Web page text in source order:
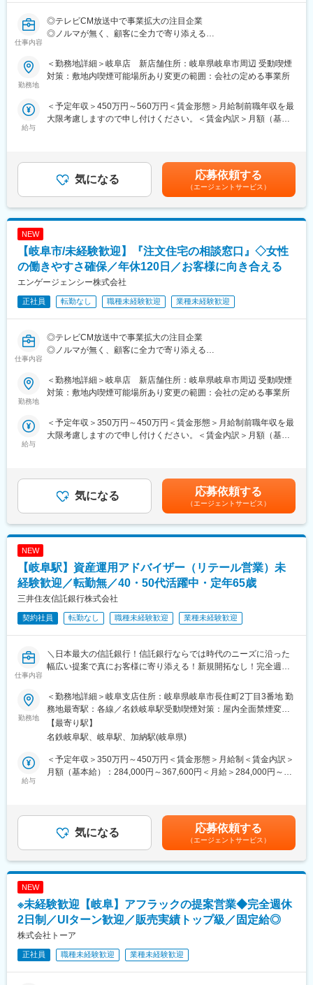
仕事内容
◎テレビCM放送中で事業拡大の注目企業
◎ノルマが無く、顧客に全力で寄り添える
ファイナンシャルプランニングを実施し、適正予算をお客様と一
■基本的な仕事の流れ
・別日で2次面談の予約を頂き、ファイナンシャルプランニングの
ご提案
・適正な予算と要望に合う住宅会社のご紹介と訪問日の調整
・お客様の住宅会社訪問後のアフターフォロー、サポート
・我が強い方ではなく、お客様を第一に考える
・思いやりがあり、お節介が好き
・チームで働くこと、目標を達成することが好き
■仕事の面白み
お客様の要望を整理して一緒に決めていくことやご予算はもちろ
関われ、お客様や住宅会社から直接感謝して頂けるお仕事です。
また、契約はもちろん、着工、竣工時にご連絡を頂くお客様もい
■プライベートと両立
平日は平均すると2日に1組程度、土・日は平均2～3組/日の対応で
無理のない接客数で残業時間は平均月に7時間ほどです。
水曜日定休に加えて他1日シフトを組んで休みを取って頂きますの
成約数を元に、頑張った方には報奨金として上乗せしておりま
す。
（別途詳細を記載）
■お客様の最高の選択を
きい業界です。
だからこそ、わたしたちのような中立の立場で、住宅の購入を通
じた自己実現に向けて、正しい知識とよりよい選択肢を提供する
ことは、お客様と住宅会社双方にとって大きな価値のあるサービ
スなのです。
変更の範囲：会社の定める業務
勤務地
＜勤務地詳細＞岐阜店 新店舗住所：岐阜県岐阜市周辺 受動喫煙
対策：敷地内喫煙可能場所あり変更の範囲：会社の定める事業所
給与
＜予定年収＞450万円～560万円＜賃金形態＞月給制前職年収を最
大限考慮しますので申し付けください。＜賃金内訳＞月額（基本
む）＜昇給有無＞有＜残業手当＞有＜給与補足＞※ノルマなし 頑
張った方に報奨金が上乗せ（2025年実績：全アドバイザー平均45
万円/年、最大98.7万円/年）※前職年収を最大限考慮しますので申
し付けください。■年収例・500万円：入社5年店長／子供1人・
540万円：入社7年店長／子供2人賃金はあくまでも目安の金額で
手当を含めた表記です。
気になる 応募依頼する
（エージェントサービス）
NEW
【岐阜市/未経験歓迎】『注文住宅の相談窓口』◇女性
の働きやすさ確保／年休120日／お客様に向き合える
エンゲージェンシー株式会社
正社員 転勤なし 職種未経験歓迎 業種未経験歓迎
仕事内容
◎テレビCM放送中で事業拡大の注目企業
◎ノルマが無く、顧客に全力で寄り添える
家を建てたいお客様の相談にのって、条件をお伺いした上で中立
■職務詳細
してご紹介
・ご紹介後も伴走
・必要があれば住宅ローン関連の情報提供や火災保険等のご案内
もします。
※未経験からスタートの社員も多数いるのでご安心をください。
■仕事の面白み
お客様の要望を整理していくことはもちろん、ファイナンシャル
プランニングを通してお客様将来のお金（住宅ローンや教育資
金、保険など）から、適正予算を一緒に決めていきます。
■プライベートと両立
無理のない接客数で残業時間は平均月に7～10時間ほどです！
・面倒見がよくておせっかいな方
・お客様や住宅会社から直接感謝されることに喜びを感じられる
方
・自信をもって、自社のサービスを提案したい方
■評価制度
業績のための仕事ではなく、お客様の住まいと将来を考えること
※ノルマは無いものの目安となる目標金額はございます。
※加えて、頑張った方には報奨金が更に上乗せになります。
■お客様の最高の選択を
ています。
変更の範囲：会社の定める業務
勤務地
＜勤務地詳細＞岐阜店 新店舗住所：岐阜県岐阜市周辺 受動喫煙
対策：敷地内喫煙可能場所あり変更の範囲：会社の定める事業所
給与
＜予定年収＞350万円～450万円＜賃金形態＞月給制前職年収を最
大限考慮しますので申し付けください。＜賃金内訳＞月額（基本
む）＜昇給有無＞有＜残業手当＞有＜給与補足＞※ノルマなし 頑
張った方に報奨金が上乗せ（2025年実績：全アドバイザー平均45
万円/年、最大98.7万円/年）【年収例】・400万円：入社2年一
般・445万円：入社3年主任／子供1人・540万円：入社7年主任／
店長／子供2人(月給27.5万＋役職/資格/子ども手当＋賞与）賃金は
ります。月給(月額)は固定手当を含めた表記です。
気になる 応募依頼する
（エージェントサービス）
NEW
【岐阜駅】資産運用アドバイザー（リテール営業）未
経験歓迎／転勤無／40・50代活躍中・定年65歳
三井住友信託銀行株式会社
契約社員 転勤なし 職種未経験歓迎 業種未経験歓迎
仕事内容
＼日本最大の信託銀行！信託銀行ならでは時代のニーズに沿った
幅広い提案で真にお客様に寄り添える！新規開拓なし！完全週休
●無期雇用への転換率は殆ど100％・長期的に働ける環境
●長期間ブランクがある方も歓迎！子育て中の方も多数在籍
●全支店での本ポジション平均年収は約450万～500万円程度
■業務内容：
既存のお客様(主に60歳以上)のご自宅や勤務先を訪問し、マネー
プランやライフプランに合った資産運用のアドバイスを行いま
<主な提案内容>
・投資信託、保険商品、各種預金などの販売
■研修内容：※配属支店や、ご経験により異なります
（スケジュール例）
サービス習得や受電対応
勤務地
＜勤務地詳細＞岐阜支店住所：岐阜県岐阜市長住町2丁目3番地 勤
務地最寄駅：各線／名鉄岐阜駅受動喫煙対策：屋内全面禁煙変更
の範囲：無
【最寄り駅】
名鉄岐阜駅、岐阜駅、加納駅(岐阜県)
給与
＜予定年収＞350万円～450万円＜賃金形態＞月給制＜賃金内訳＞
月額（基本給）：284,000円～367,600円＜月給＞284,000円～
実績に応じ賞与を支給いたします。■賞与：年2回(本人実績に応じ
て支給)※全支店平均年収：約450万円～500万円賃金はあくまでも
目安の金額であり、選考を通じて上下する可能性があります。月
給(月額)は固定手当を含めた表記です。
気になる 応募依頼する
（エージェントサービス）
NEW
※未経験歓迎【岐阜】アフラックの提案営業◆完全週休
2日制／UIターン歓迎／販売実績トップ級／固定給◎
株式会社トーア
正社員 職種未経験歓迎 業種未経験歓迎